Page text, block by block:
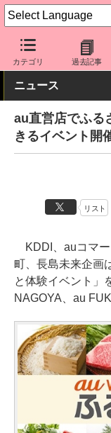
カテゴリ 過去記事
ケータイ Watch キャ
ニュース
au直営店でふる
きるイベント開
リスト
KDDI、auコマー
町、長島未来企画
と体験イベント」
NAGOYA、au